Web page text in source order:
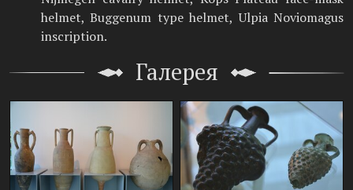
helmet, Buggenum type helmet, Ulpia Noviomagus
inscription.
Галерея